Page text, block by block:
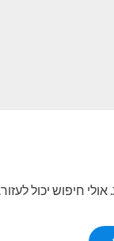
חיפוש יכול לעזור.